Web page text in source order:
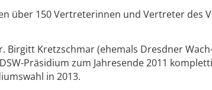
über 150 Vertreterinnen und Vertreter des
Birgitt Kretzschmar (ehemals Dresdner
Präsidium zum Jahresende 2011
in 2013.